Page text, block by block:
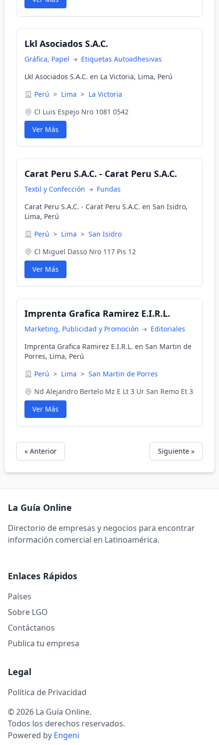
Lkl Asociados S.A.C.
Gráfica, Papel
Etiquetas Autoadhesivas
Lkl Asociados S.A.C. en La Victoria, Lima, Perú
Perú > Lima > La Victoria
Cl Luis Espejo Nro 1081 0542
Ver Más
Carat Peru S.A.C. - Carat Peru S.A.C.
Textil y Confección
Fundas
Carat Peru S.A.C. - Carat Peru S.A.C. en San Isidro,
Lima, Perú
Perú > Lima > San Isidro
Cl Miguel Dasso Nro 117 Pis 12
Ver Más
Imprenta Grafica Ramirez E.I.R.L.
Marketing, Publicidad y Promoción
Editoriales
Imprenta Grafica Ramirez E.I.R.L. en San Martin de
Porres, Lima, Perú
Perú > Lima > San Martin de Porres
Nd Alejandro Bertelo Mz E Lt 3 Ur San Remo Et 3
Ver Más
« Anterior Siguiente »
La Guía Online
Directorio de empresas y negocios para encontrar
información comercial en Latinoamérica.
Enlaces Rápidos
Países
Sobre LGO
Contáctanos
Publica tu empresa
Legal
Política de Privacidad
© 2026 La Guía Online.
Todos los derechos reservados.
Powered by Engeni